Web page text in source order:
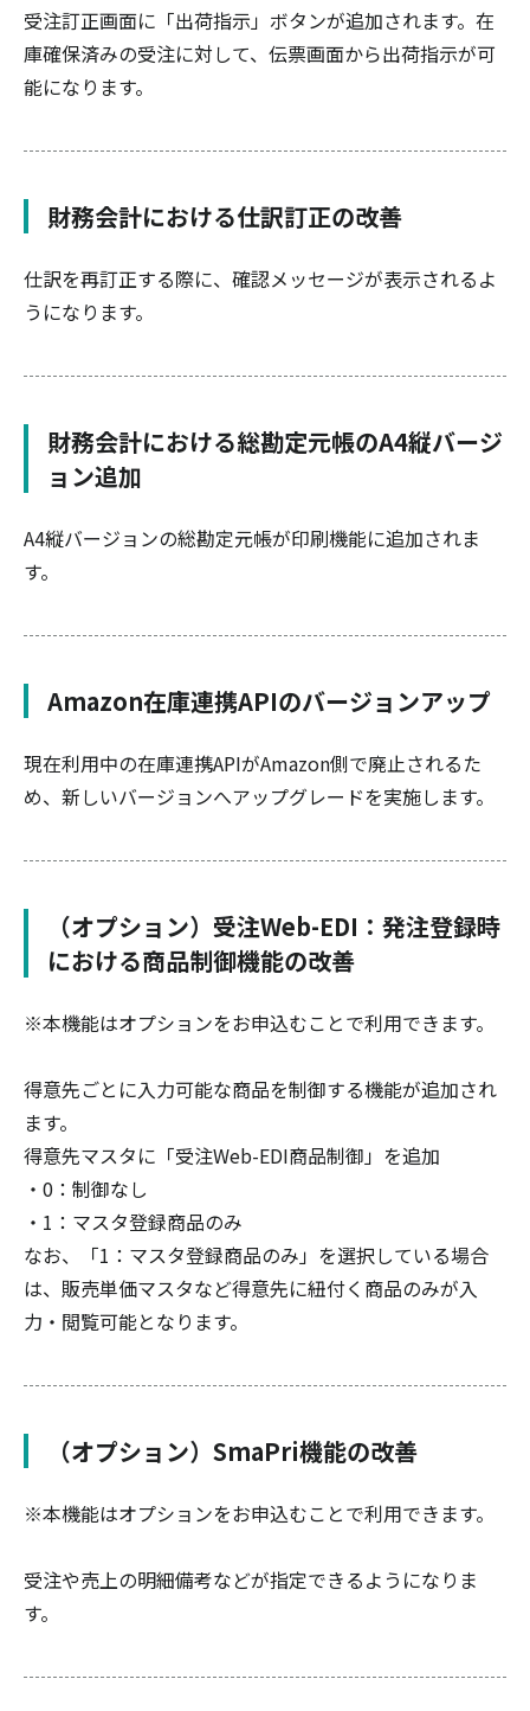
受注訂正画面に「出荷指示」ボタンが追加されます。在
庫確保済みの受注に対して、伝票画面から出荷指示が可
能になります。
財務会計における仕訳訂正の改善
仕訳を再訂正する際に、確認メッセージが表示されるよ
うになります。
財務会計における総勘定元帳のA4縦バージ
ョン追加
A4縦バージョンの総勘定元帳が印刷機能に追加されま
す。
Amazon在庫連携APIのバージョンアップ
現在利用中の在庫連携APIがAmazon側で廃止されるた
め、新しいバージョンへアップグレードを実施します。
（オプション）受注Web-EDI：発注登録時
における商品制御機能の改善
※本機能はオプションをお申込むことで利用できます。
得意先ごとに入力可能な商品を制御する機能が追加され
ます。
得意先マスタに「受注Web-EDI商品制御」を追加
・0：制御なし
・1：マスタ登録商品のみ
なお、「1：マスタ登録商品のみ」を選択している場合
は、販売単価マスタなど得意先に紐付く商品のみが入
力・閲覧可能となります。
（オプション）SmaPri機能の改善
※本機能はオプションをお申込むことで利用できます。
受注や売上の明細備考などが指定できるようになりま
す。